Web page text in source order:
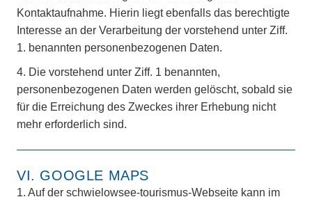
Kontaktaufnahme. Hierin liegt ebenfalls das berechtigte
Interesse an der Verarbeitung der vorstehend unter Ziff.
1. benannten personenbezogenen Daten.
4. Die vorstehend unter Ziff. 1 benannten,
personenbezogenen Daten werden gelöscht, sobald sie
für die Erreichung des Zweckes ihrer Erhebung nicht
mehr erforderlich sind.
VI. GOOGLE MAPS
1. Auf der schwielowsee-tourismus-Webseite kann im